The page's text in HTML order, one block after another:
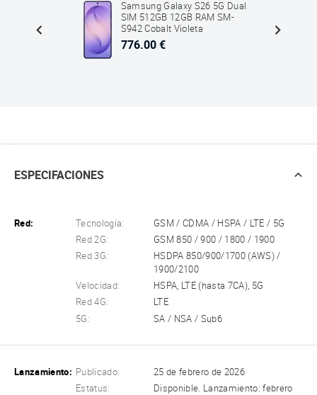
Samsung Galaxy S26 5G Dual
SIM 512GB 12GB RAM SM-
S942 Cobalt Violeta
776.00 €
ESPECIFACIONES
Red: Tecnología:
GSM / CDMA / HSPA / LTE / 5G
Red 2G:
GSM 850 / 900 / 1800 / 1900
Red 3G:
HSDPA 850/900/1700 (AWS) /
1900/2100
Velocidad:
HSPA, LTE (hasta 7CA), 5G
Red 4G:
LTE
5G:
SA / NSA / Sub6
Lanzamiento: Publicado:
25 de febrero de 2026
Estatus:
Disponible. Lanzamiento: febrero